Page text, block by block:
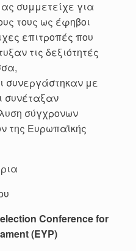
συμμετείχε για
τους ως έφηβοι
επιτροπές που
τις δεξιότητές
συνεργάστηκαν με
συνέταξαν
σύγχρονων
της Ευρωπαϊκής
Conference for
(EYP)